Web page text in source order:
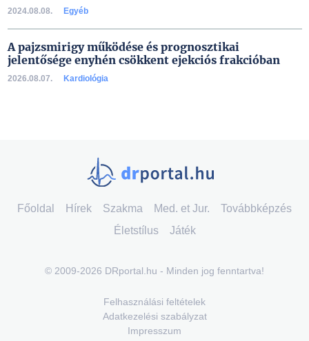
2024.08.08. Egyéb
A pajzsmirigy működése és prognosztikai
jelentősége enyhén csökkent ejekciós frakcióban
2026.08.07. Kardiológia
Főoldal Hírek Szakma Med. et Jur.
Továbbképzés
Életstílus
Játék
© 2009-2026 DRportal.hu - Minden jog fenntartva!
Felhasználási feltételek
Adatkezelési szabályzat
Impresszum